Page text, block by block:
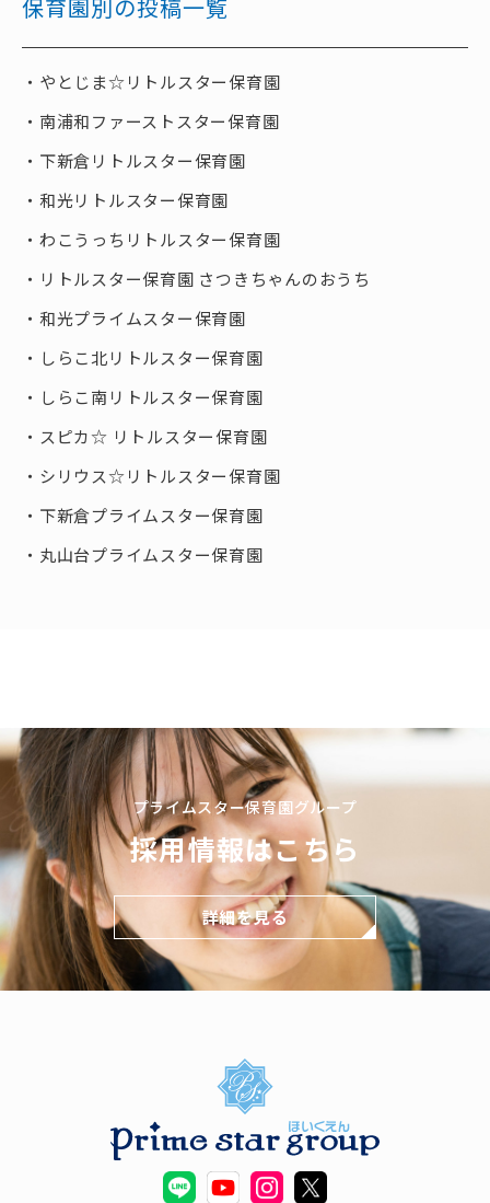
保育園別の投稿一覧
やとじま☆リトルスター保育園
南浦和ファーストスター保育園
下新倉リトルスター保育園
和光リトルスター保育園
わこうっちリトルスター保育園
リトルスター保育園 さつきちゃんのおうち
和光プライムスター保育園
しらこ北リトルスター保育園
しらこ南リトルスター保育園
スピカ☆ リトルスター保育園
シリウス☆リトルスター保育園
下新倉プライムスター保育園
丸山台プライムスター保育園
プライムスター保育園グループ
採用情報はこちら
詳細を見る